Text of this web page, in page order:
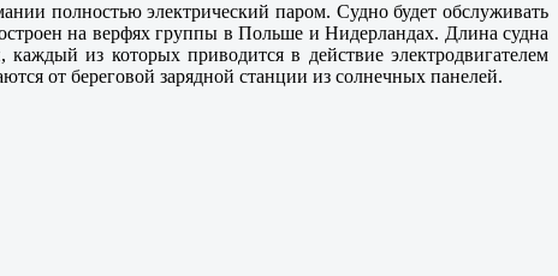
полностью электрический паром. Судно будет обслуживать
на верфях группы в Польше и Нидерландах. Длина судна
из которых приводится в действие электродвигателем
от береговой зарядной станции из солнечных панелей.